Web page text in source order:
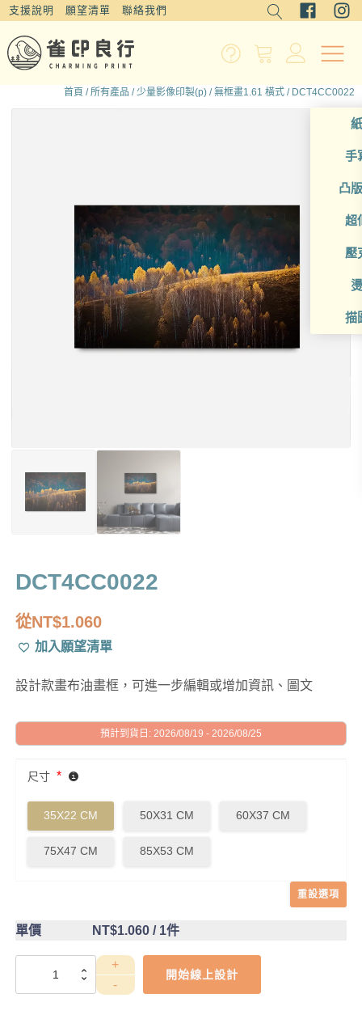
支援說明 願望清單 聯絡我們
手
凸
超
壓
描
首頁 /所有產品 /少量影像印製(p) /無框畫1.61 橫式 / DCT4CC0022
DCT4CC0022
從NT$1.060
加入願望清單
設計款畫布油畫框，可進一步編輯或增加資訊、圖文
預計到貨日: 2026/08/19 - 2026/08/25
尺寸 *
35X22 CM 50X31 CM 60X37 CM
75X47 CM 85X53 CM
重設選項
單價 NT$1.060/ 1件
DCT4CC0022
開始線上設計